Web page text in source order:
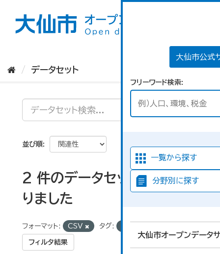
大仙市公式
フリーワード検索
一覧から探す
分野別に探す
大仙市オープンデータ
データセット
並び順
2 件のデータセットが見つか
りました
フォーマット: CSV タグ:
フィルタ結果